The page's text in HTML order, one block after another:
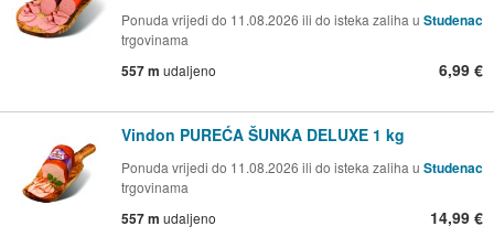
Ponuda vrijedi do 11.08.2026 ili do isteka zaliha u Studenac
trgovinama
557 m udaljeno 6,99 €
Vindon PUREĆA ŠUNKA DELUXE 1 kg
Ponuda vrijedi do 11.08.2026 ili do isteka zaliha u Studenac
trgovinama
557 m udaljeno 14,99 €